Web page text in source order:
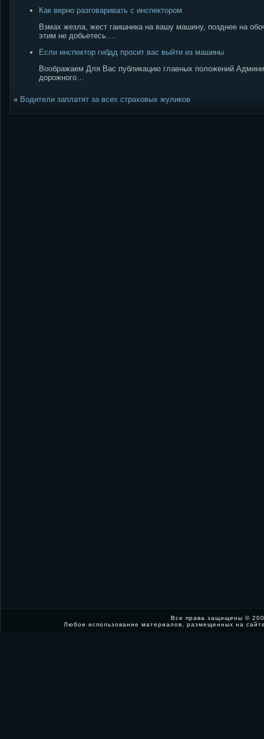
Как верно разговаривать с инспектором
Взмах жезла, жест гаишника на вашу машину, позднее на
этим не добьетесь….
Если инспектор гибдд просит вас выйти из машины
Воображаем Для Вас публикацию главных положений
дорожного…
« Водители заплатят за всех страховых жуликов
Все права защищены ©
Любое использование материалов, размещенных на